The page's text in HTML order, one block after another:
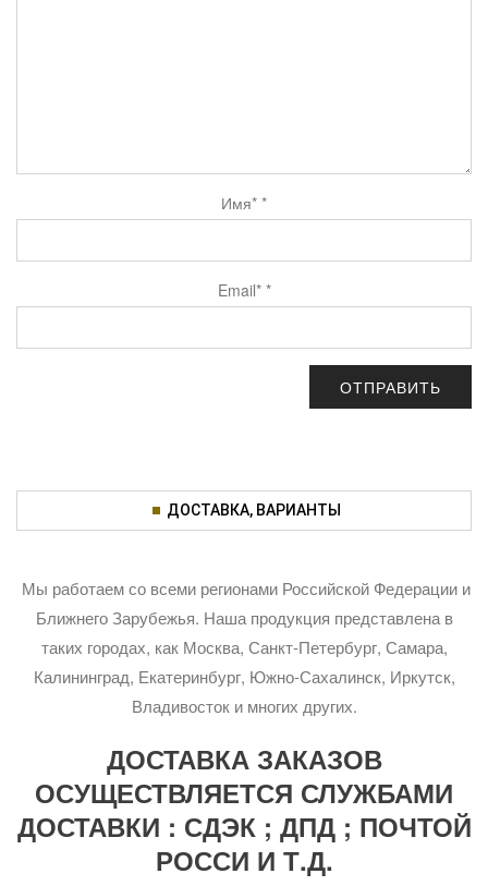
Имя* *
Email* *
ДОСТАВКА, ВАРИАНТЫ
Мы работаем со всеми регионами Российской Федерации и
Ближнего Зарубежья. Наша продукция представлена в
таких городах, как Москва, Санкт-Петербург, Самара,
Калининград, Екатеринбург, Южно-Сахалинск, Иркутск,
Владивосток и многих других.
ДОСТАВКА ЗАКАЗОВ
ОСУЩЕСТВЛЯЕТСЯ СЛУЖБАМИ
ДОСТАВКИ : СДЭК ; ДПД ; ПОЧТОЙ
РОССИ И Т.Д.